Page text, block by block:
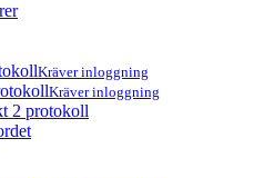
Kräver inloggning
Kräver inloggning
2 protokoll